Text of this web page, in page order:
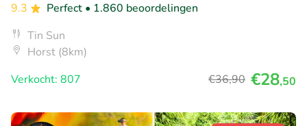
9.3
Perfect • 1.860 beoordelingen
Tin Sun
Horst (8km)
Verkocht: 807
€36,90 €28,50